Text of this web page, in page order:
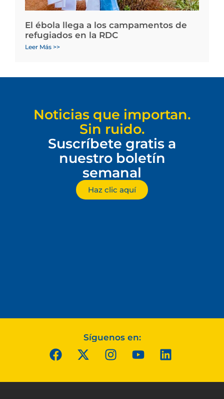
El ébola llega a los campamentos de
refugiados en la RDC
Leer Más >>
Noticias que importan.
Sin ruido.
Suscríbete gratis a
nuestro boletín
semanal
Haz clic aquí
Síguenos en: